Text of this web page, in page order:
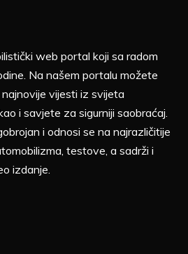
web portal koji sa radom
Na našem portalu možete
vijesti iz svijeta
i savjete za sigurniji saobraćaj.
i odnosi se na najrazličitije
testove, a sadrži i
izdanje.